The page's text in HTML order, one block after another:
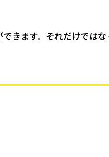
きます。それだけでは